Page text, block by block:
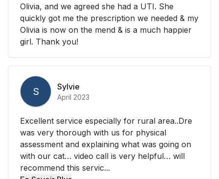
Olivia, and we agreed she had a UTI. She
quickly got me the prescription we needed & my
Olivia is now on the mend & is a much happier
girl. Thank you!
S Sylvie
April 2023
Excellent service especially for rural area..Dre
was very thorough with us for physical
assessment and explaining what was going on
with our cat… video call is very helpful… will
recommend this servic...